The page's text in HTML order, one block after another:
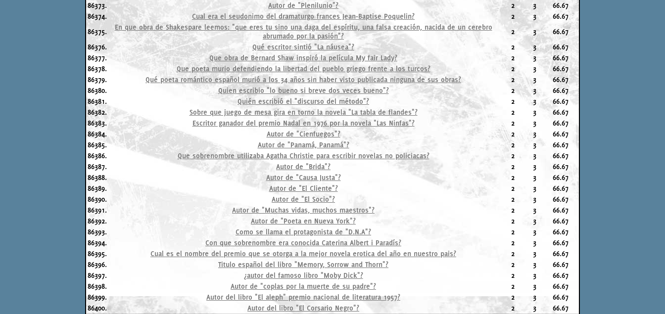
86373.
Autor de "Plenilunio"? 2 3
66.67
86374.
Cual era el seudonimo del dramaturgo frances Jean-Baptise Poquelin? 2 3
66.67
86375.
En que obra de Shakespare leemos: "que eres tu sino una daga del espíritu, una falsa creación, nacida de un cerebro
abrumado por la pasión"?
2 3
66.67
86376.
Qué escritor sintió "La náusea"? 2 3
66.67
86377.
Que obra de Bernard Shaw inspiró la película My fair Lady? 2 3
66.67
86378.
Que poeta murio defendiendo la libertad del pueblo griego frente a los turcos? 2 3
66.67
86379.
Qué poeta romántico español murió a los 34 años sin haber visto publicada ninguna de sus obras? 2 3
66.67
86380.
Quien escribio "lo bueno si breve dos veces bueno"? 2 3
66.67
86381.
Quién escribió el "discurso del método"? 2 3
66.67
86382.
Sobre que juego de mesa gira en torno la novela "La tabla de flandes"? 2 3
66.67
86383.
Escritor ganador del premio Nadal en 1976 por la novela "Las Ninfas"? 2 3
66.67
86384.
Autor de "Cienfuegos"? 2 3
66.67
86385.
Autor de "Panamá, Panamá"? 2 3
66.67
86386.
Que sobrenombre utilizaba Agatha Christie para escribir novelas no policiacas? 2 3
66.67
86387.
Autor de "Brida"? 2 3
66.67
86388.
Autor de "Causa Justa"? 2 3
66.67
86389.
Autor de "El Cliente"? 2 3
66.67
86390.
Autor de "El Socio"? 2 3
66.67
86391.
Autor de "Muchas vidas, muchos maestros"? 2 3
66.67
86392.
Autor de "Poeta en Nueva York"? 2 3
66.67
86393.
Como se llama el protagonista de "D.N.A"? 2 3
66.67
86394.
Con que sobrenombre era conocida Caterina Albert i Paradís? 2 3
66.67
86395.
Cual es el nombre del premio que se otorga a la mejor novela erotica del año en nuestro pais? 2 3
66.67
86396.
Titulo español del libro "Memory, Sorrow and Thorn"? 2 3
66.67
86397.
¿autor del famoso libro "Moby Dick"? 2 3
66.67
86398.
Autor de "coplas por la muerte de su padre"? 2 3
66.67
86399.
Autor del libro "El aleph" premio nacional de literatura 1957? 2 3
66.67
86400.
Autor del libro "El Corsario Negro"? 2 3 66.67